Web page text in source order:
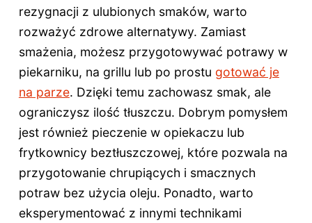
rezygnacji z ulubionych smaków, warto
rozważyć zdrowe alternatywy. Zamiast
smażenia, możesz przygotowywać potrawy w
piekarniku, na grillu lub po prostu gotować je
na parze. Dzięki temu zachowasz smak, ale
ograniczysz ilość tłuszczu. Dobrym pomysłem
jest również pieczenie w opiekaczu lub
frytkownicy beztłuszczowej, które pozwala na
przygotowanie chrupiących i smacznych
potraw bez użycia oleju. Ponadto, warto
eksperymentować z innymi technikami